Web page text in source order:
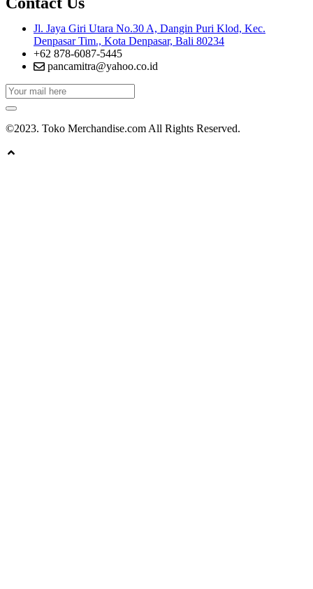
Jl. Jaya Giri Utara No.30 A, Dangin Puri Klod, Kec.
Denpasar Tim., Kota Denpasar, Bali 80234
+62 878-6087-5445
pancamitra@yahoo.co.id
©2023. Toko Merchandise.com All Rights Reserved.